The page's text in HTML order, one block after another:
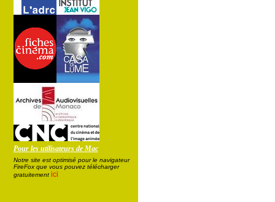
Pour les utilisateurs de Mac
Notre site est optimisé pour le navigateur
FireFox que vous pouvez télécharger
gratuitement ici